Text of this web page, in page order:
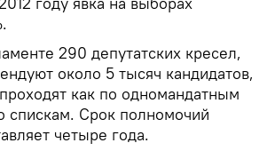
290 депутатских кресел,
около 5 тысяч кандидатов,
как по одномандатным
спискам. Срок полномочий
четыре года.